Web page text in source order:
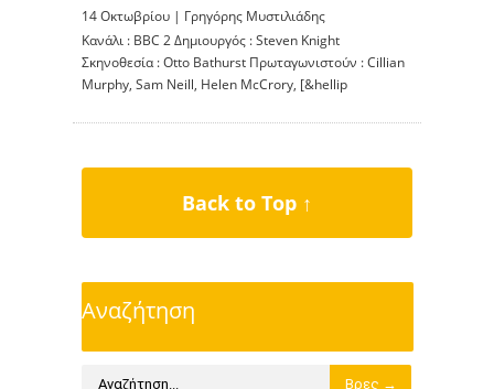
14 Οκτωβρίου | Γρηγόρης Μυστιλιάδης
Κανάλι : BBC 2 Δημιουργός : Steven Knight
Σκηνοθεσία : Otto Bathurst Πρωταγωνιστούν : Cillian
Murphy, Sam Neill, Helen McCrory, [&hellip
Back to Top ↑
Αναζήτηση